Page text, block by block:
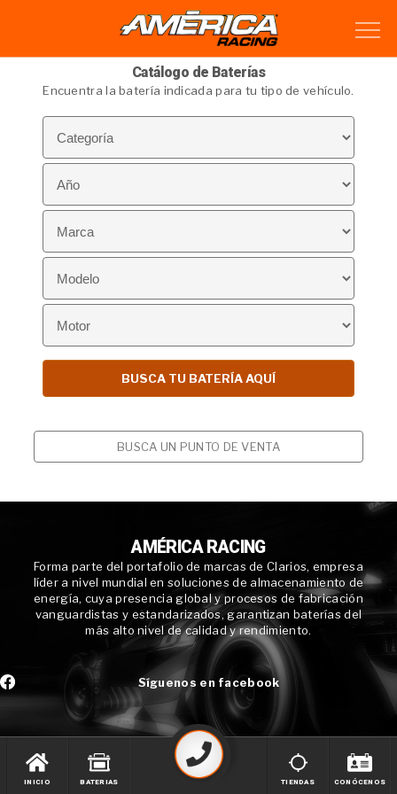
Catálogo de Baterías
Encuentra la batería indicada para tu tipo de vehículo.
BUSCA UN PUNTO DE VENTA
AMÉRICA RACING
Forma parte del portafolio de marcas de Clarios, empresa
líder a nivel mundial en soluciones de almacenamiento de
energía, cuya presencia global y procesos de fabricación
vanguardistas y estandarizados, garantizan baterías del
más alto nivel de calidad y rendimiento.
Síguenos en facebook
INICIO BATERIAS TIENDAS CONÓCENOS